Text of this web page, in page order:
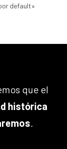
default»
que el
histórica
.